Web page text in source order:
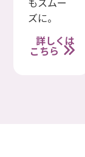
ズに。
詳しくは
こちら